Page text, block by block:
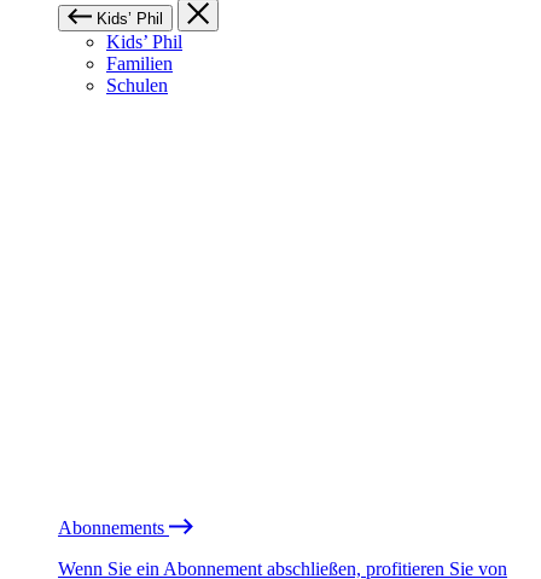
Kids’ Phil
Kids’ Phil
Familien
Schulen
Abonnements
Wenn Sie ein Abonnement abschließen, profitieren Sie von